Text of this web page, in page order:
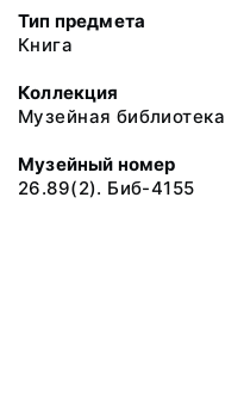
Тип предмета
Книга
Коллекция
Музейная библиотека
Музейный номер
26.89(2). Биб-4155